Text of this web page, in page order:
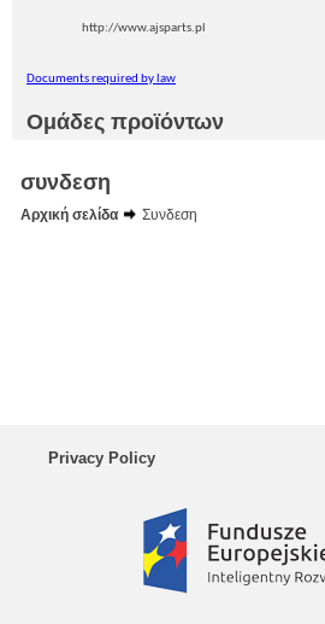
http://www.ajsparts.pl
Documents required by law
Ομάδες προϊόντων
συνδεση
Αρχική σελίδα
Συνδεση
Privacy Policy